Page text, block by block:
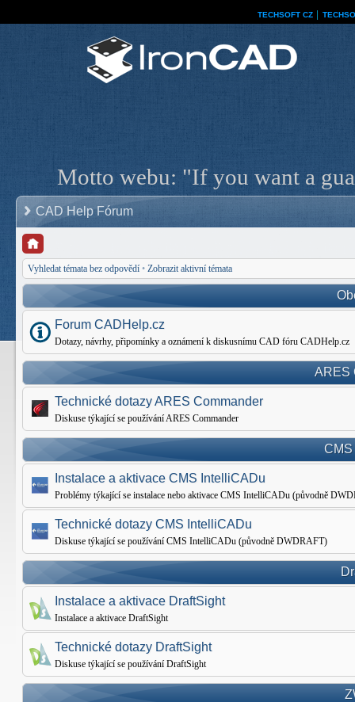
TECHSOFT CZ
Motto webu: "If you want a
CAD Help Fórum
Vyhledat témata bez odpovědí • Zobrazit aktivní témata
Forum CADHelp.cz
Dotazy, návrhy, připomínky a oznámení k diskusnímu CAD fóru CADHelp.cz
ARES
Technické dotazy ARES Commander
Diskuse týkající se používání ARES Commander
Instalace a aktivace CMS IntelliCADu
Problémy týkající se instalace nebo aktivace CMS IntelliCADu (původně
Technické dotazy CMS IntelliCADu
Diskuse týkající se používání CMS IntelliCADu (původně DWDRAFT)
Instalace a aktivace DraftSight
Instalace a aktivace DraftSight
Technické dotazy DraftSight
Diskuse týkající se používání DraftSight